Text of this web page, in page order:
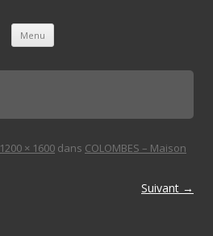
Menu Aller au contenu principal
1200 × 1600 dans COLOMBES – Maison
Suivant →